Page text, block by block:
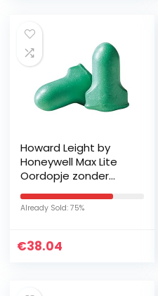
Howard Leight by
Honeywell Max Lite
Oordopje zonder
gebruik, SNR 34, 200
Already Sold: 75%
€38.04